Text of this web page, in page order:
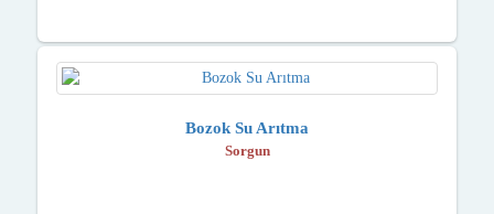
Bozok Su Arıtma
Sorgun